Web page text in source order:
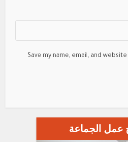
Save my name, email, and
عمل الجماعة